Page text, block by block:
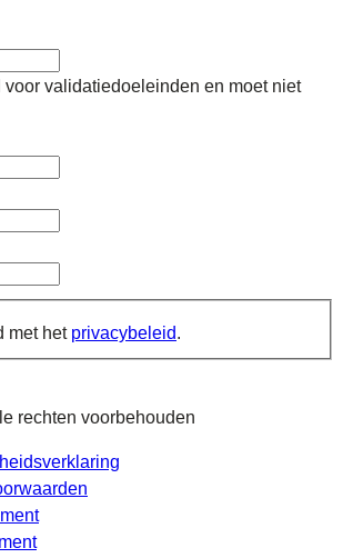
voor validatiedoeleinden en moet niet
met het privacybeleid.
rechten voorbehouden